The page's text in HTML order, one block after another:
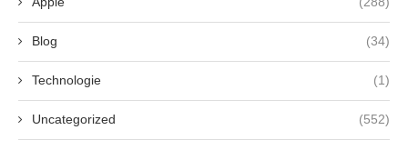
Blog (34)
Technologie (1)
Uncategorized (552)